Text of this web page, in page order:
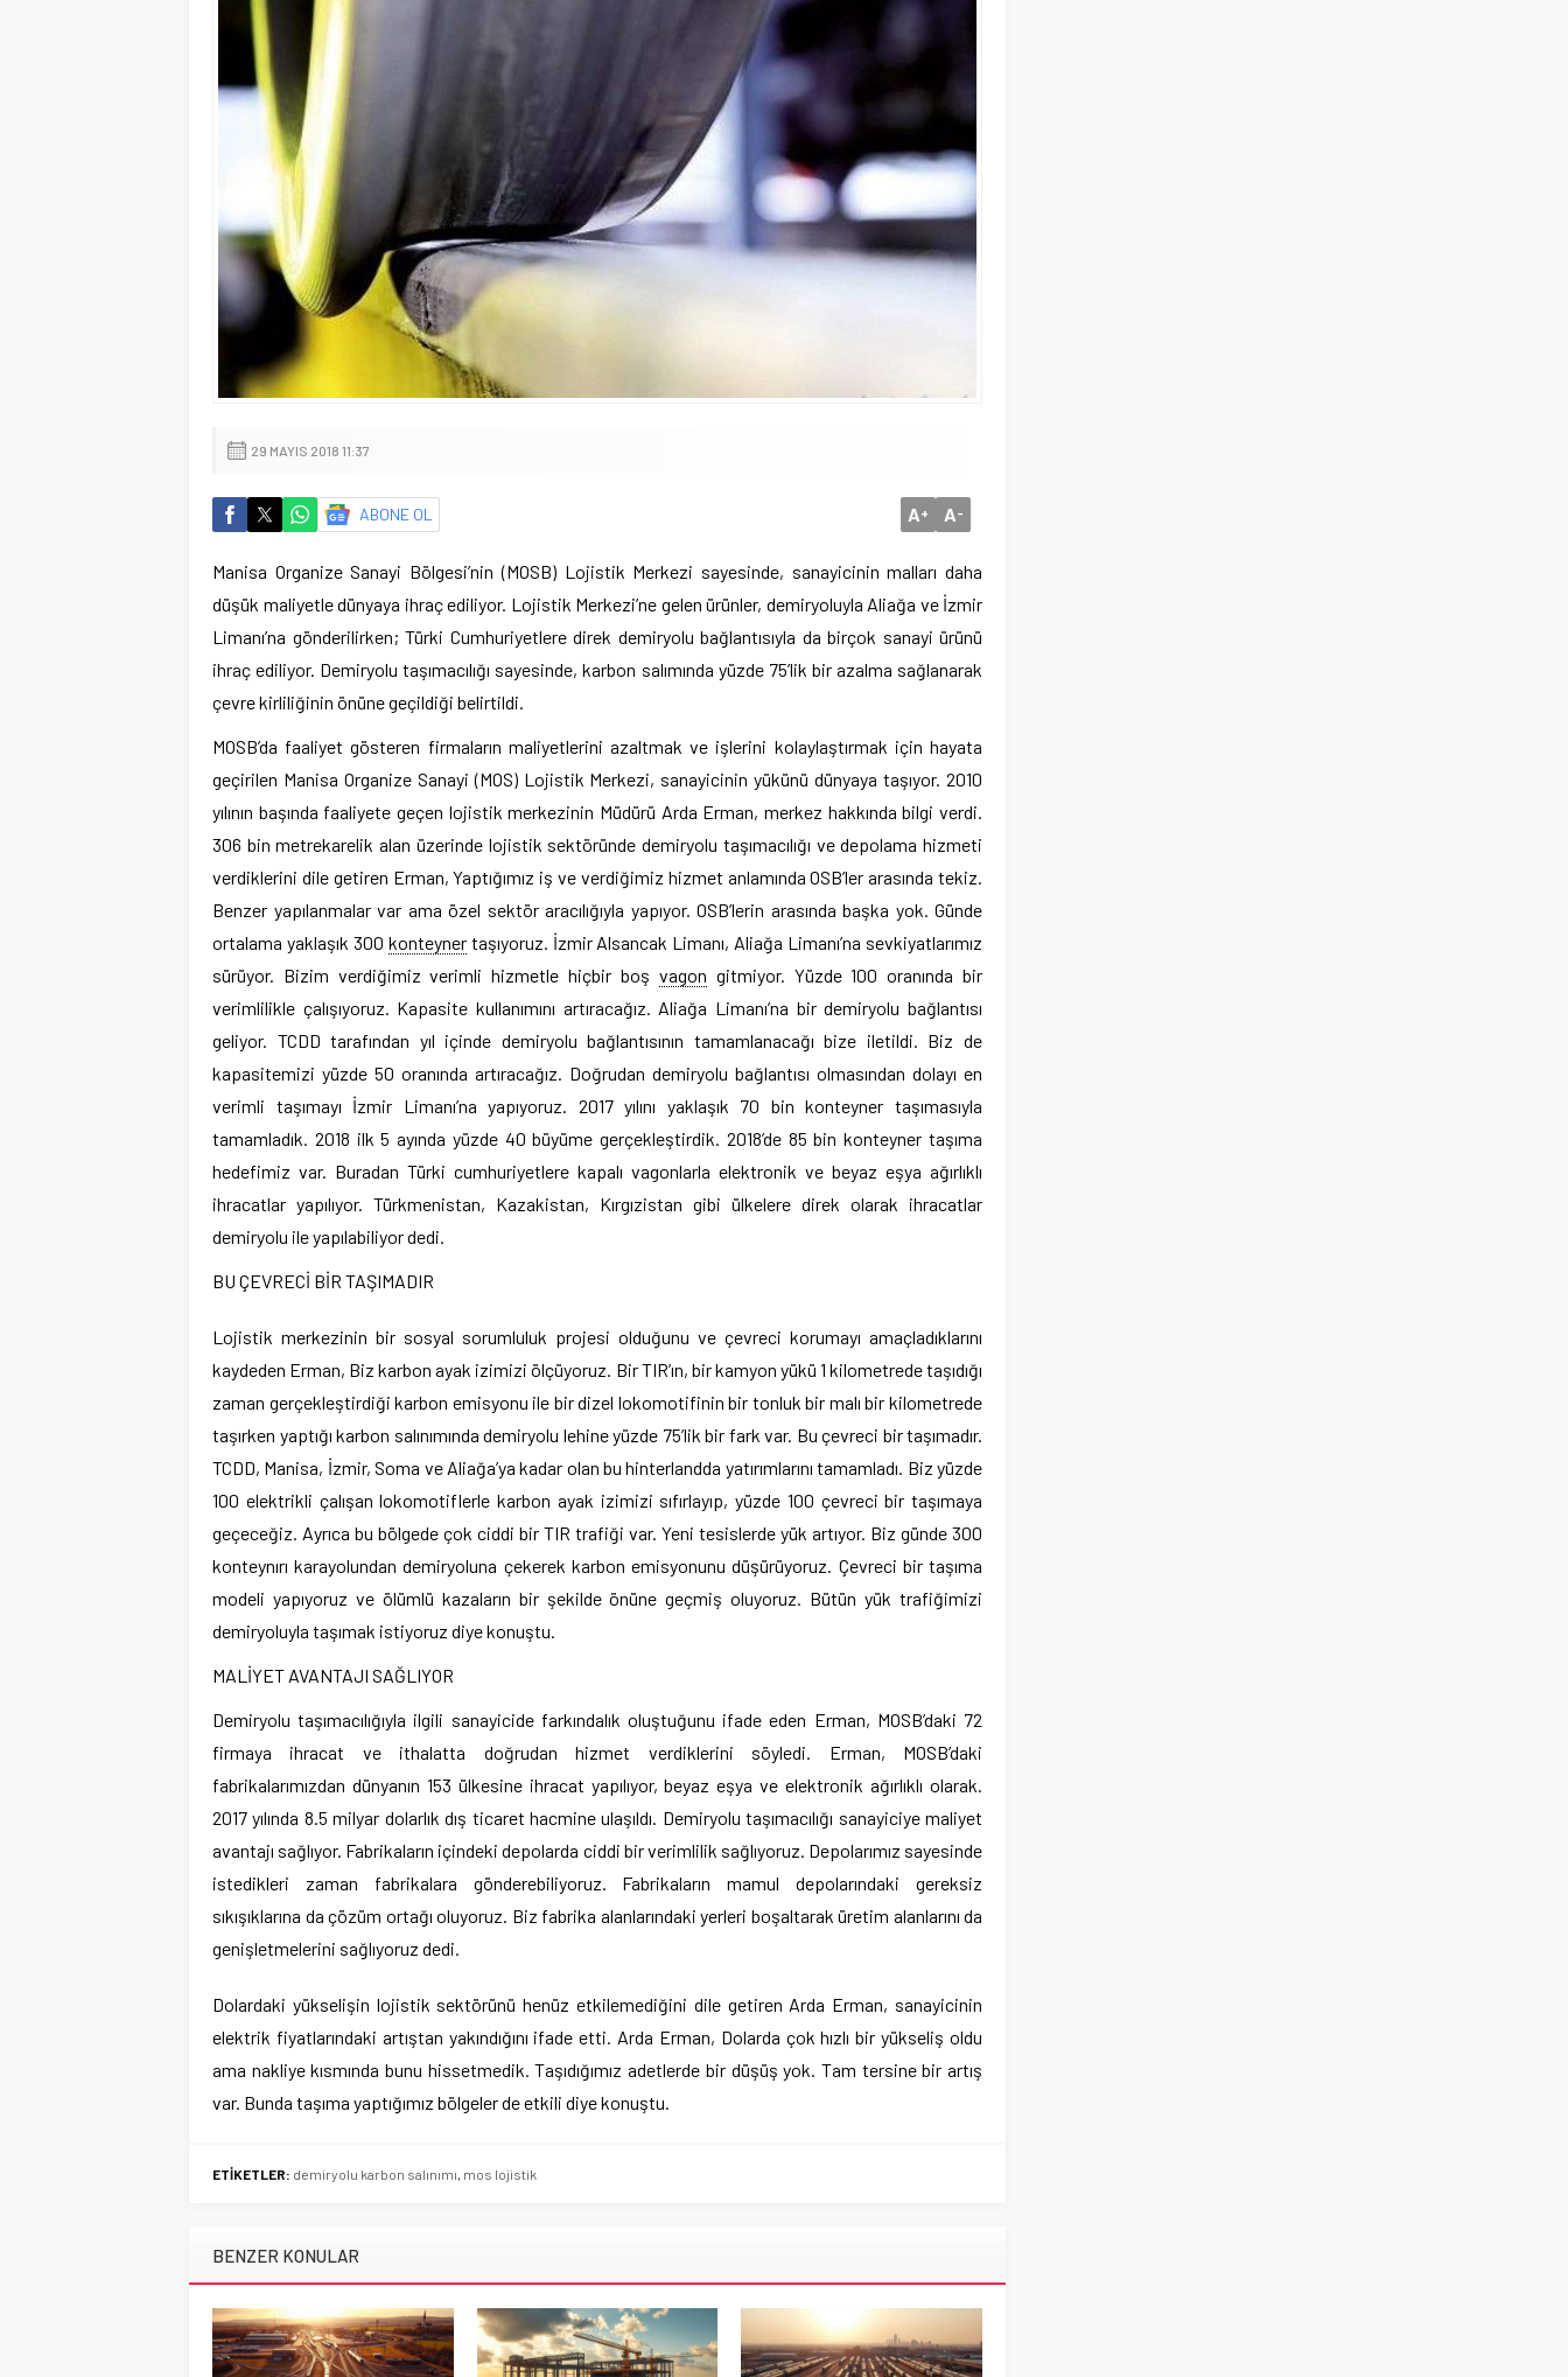
29 MAYIS 2018 11:37
ABONE OL A+ A-
Manisa Organize Sanayi Bölgesi’nin (MOSB) Lojistik Merkezi sayesinde, sanayicinin malları daha
düşük maliyetle dünyaya ihraç ediliyor. Lojistik Merkezi’ne gelen ürünler, demiryoluyla Aliağa ve İzmir
Limanı’na gönderilirken; Türki Cumhuriyetlere direk demiryolu bağlantısıyla da birçok sanayi ürünü
ihraç ediliyor. Demiryolu taşımacılığı sayesinde, karbon salımında yüzde 75’lik bir azalma sağlanarak
çevre kirliliğinin önüne geçildiği belirtildi.
MOSB’da faaliyet gösteren firmaların maliyetlerini azaltmak ve işlerini kolaylaştırmak için hayata
geçirilen Manisa Organize Sanayi (MOS) Lojistik Merkezi, sanayicinin yükünü dünyaya taşıyor. 2010
yılının başında faaliyete geçen lojistik merkezinin Müdürü Arda Erman, merkez hakkında bilgi verdi.
306 bin metrekarelik alan üzerinde lojistik sektöründe demiryolu taşımacılığı ve depolama hizmeti
verdiklerini dile getiren Erman, Yaptığımız iş ve verdiğimiz hizmet anlamında OSB’ler arasında tekiz.
Benzer yapılanmalar var ama özel sektör aracılığıyla yapıyor. OSB’lerin arasında başka yok. Günde
ortalama yaklaşık 300 konteynertaşıyoruz. İzmir Alsancak Limanı, Aliağa Limanı’na sevkiyatlarımız
sürüyor. Bizim verdiğimiz verimli hizmetle hiçbir boş vagon gitmiyor. Yüzde 100 oranında bir
verimlilikle çalışıyoruz. Kapasite kullanımını artıracağız. Aliağa Limanı’na bir demiryolu bağlantısı
geliyor. TCDD tarafından yıl içinde demiryolu bağlantısının tamamlanacağı bize iletildi. Biz de
kapasitemizi yüzde 50 oranında artıracağız. Doğrudan demiryolu bağlantısı olmasından dolayı en
verimli taşımayı İzmir Limanı’na yapıyoruz. 2017 yılını yaklaşık 70 bin konteyner taşımasıyla
tamamladık. 2018 ilk 5 ayında yüzde 40 büyüme gerçekleştirdik. 2018’de 85 bin konteyner taşıma
hedefimiz var. Buradan Türki cumhuriyetlere kapalı vagonlarla elektronik ve beyaz eşya ağırlıklı
ihracatlar yapılıyor. Türkmenistan, Kazakistan, Kırgızistan gibi ülkelere direk olarak ihracatlar
demiryolu ile yapılabiliyor dedi.
BU ÇEVRECİ BİR TAŞIMADIR
Lojistik merkezinin bir sosyal sorumluluk projesi olduğunu ve çevreci korumayı amaçladıklarını
kaydeden Erman, Biz karbon ayak izimizi ölçüyoruz. Bir TIR’ın, bir kamyon yükü 1 kilometrede taşıdığı
zaman gerçekleştirdiği karbon emisyonu ile bir dizel lokomotifinin bir tonluk bir malı bir kilometrede
taşırken yaptığı karbon salınımında demiryolu lehine yüzde 75’lik bir fark var. Bu çevreci bir taşımadır.
TCDD, Manisa, İzmir, Soma ve Aliağa’ya kadar olan bu hinterlandda yatırımlarını tamamladı. Biz yüzde
100 elektrikli çalışan lokomotiflerle karbon ayak izimizi sıfırlayıp, yüzde 100 çevreci bir taşımaya
geçeceğiz. Ayrıca bu bölgede çok ciddi bir TIR trafiği var. Yeni tesislerde yük artıyor. Biz günde 300
konteynırı karayolundan demiryoluna çekerek karbon emisyonunu düşürüyoruz. Çevreci bir taşıma
modeli yapıyoruz ve ölümlü kazaların bir şekilde önüne geçmiş oluyoruz. Bütün yük trafiğimizi
demiryoluyla taşımak istiyoruz diye konuştu.
MALİYET AVANTAJI SAĞLIYOR
Demiryolu taşımacılığıyla ilgili sanayicide farkındalık oluştuğunu ifade eden Erman, MOSB’daki 72
firmaya ihracat ve ithalatta doğrudan hizmet verdiklerini söyledi. Erman, MOSB’daki
fabrikalarımızdan dünyanın 153 ülkesine ihracat yapılıyor, beyaz eşya ve elektronik ağırlıklı olarak.
2017 yılında 8.5 milyar dolarlık dış ticaret hacmine ulaşıldı. Demiryolu taşımacılığı sanayiciye maliyet
avantajı sağlıyor. Fabrikaların içindeki depolarda ciddi bir verimlilik sağlıyoruz. Depolarımız sayesinde
istedikleri zaman fabrikalara gönderebiliyoruz. Fabrikaların mamul depolarındaki gereksiz
sıkışıklarına da çözüm ortağı oluyoruz. Biz fabrika alanlarındaki yerleri boşaltarak üretim alanlarını da
genişletmelerini sağlıyoruz dedi.
Dolardaki yükselişin lojistik sektörünü henüz etkilemediğini dile getiren Arda Erman, sanayicinin
elektrik fiyatlarındaki artıştan yakındığını ifade etti. Arda Erman, Dolarda çok hızlı bir yükseliş oldu
ama nakliye kısmında bunu hissetmedik. Taşıdığımız adetlerde bir düşüş yok. Tam tersine bir artış
var. Bunda taşıma yaptığımız bölgeler de etkili diye konuştu.
ETİKETLER: demiryolu karbon salınımı, mos lojistik
BENZER KONULAR